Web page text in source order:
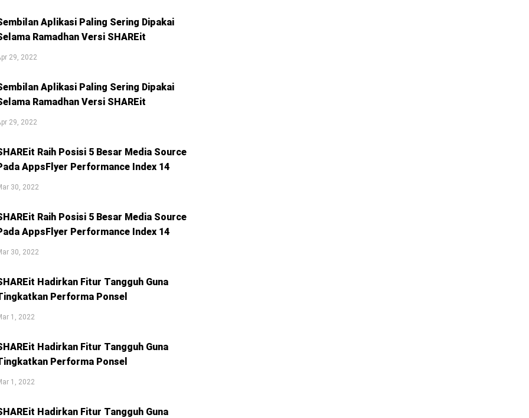
Aplikasi Paling Sering Dipakai
Ramadhan Versi SHAREit
29, 2022
Aplikasi Paling Sering Dipakai
Ramadhan Versi SHAREit
29, 2022
Raih Posisi 5 Besar Media Source
AppsFlyer Performance Index 14
30, 2022
Raih Posisi 5 Besar Media Source
AppsFlyer Performance Index 14
30, 2022
Hadirkan Fitur Tangguh Guna
Performa Ponsel
1, 2022
Hadirkan Fitur Tangguh Guna
Performa Ponsel
1, 2022
Hadirkan Fitur Tangguh Guna